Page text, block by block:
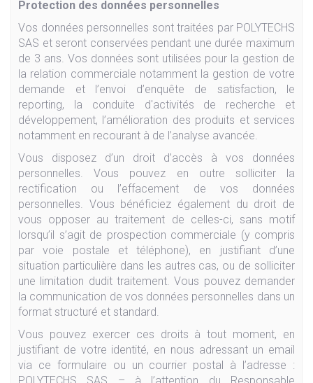
Protection des données personnelles
Vos données personnelles sont traitées par POLYTECHS
SAS et seront conservées pendant une durée maximum
de 3 ans. Vos données sont utilisées pour la gestion de
la relation commerciale notamment la gestion de votre
demande et l’envoi d’enquête de satisfaction, le
reporting, la conduite d'activités de recherche et
développement, l’amélioration des produits et services
notamment en recourant à de l’analyse avancée.
Vous disposez d’un droit d’accès à vos données
personnelles. Vous pouvez en outre solliciter la
rectification ou l’effacement de vos données
personnelles. Vous bénéficiez également du droit de
vous opposer au traitement de celles-ci, sans motif
lorsqu’il s’agit de prospection commerciale (y compris
par voie postale et téléphone), en justifiant d’une
situation particulière dans les autres cas, ou de solliciter
une limitation dudit traitement. Vous pouvez demander
la communication de vos données personnelles dans un
format structuré et standard.
Vous pouvez exercer ces droits à tout moment, en
justifiant de votre identité, en nous adressant un email
via ce formulaire ou un courrier postal à l’adresse :